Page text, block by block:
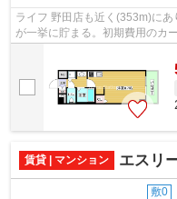
ライフ 野田店も近く(353m)に
が一挙に貯まる。初期費用のカ
チオシの物件。大阪市福島区エ
賃貸 | マンション エスリ
敷0